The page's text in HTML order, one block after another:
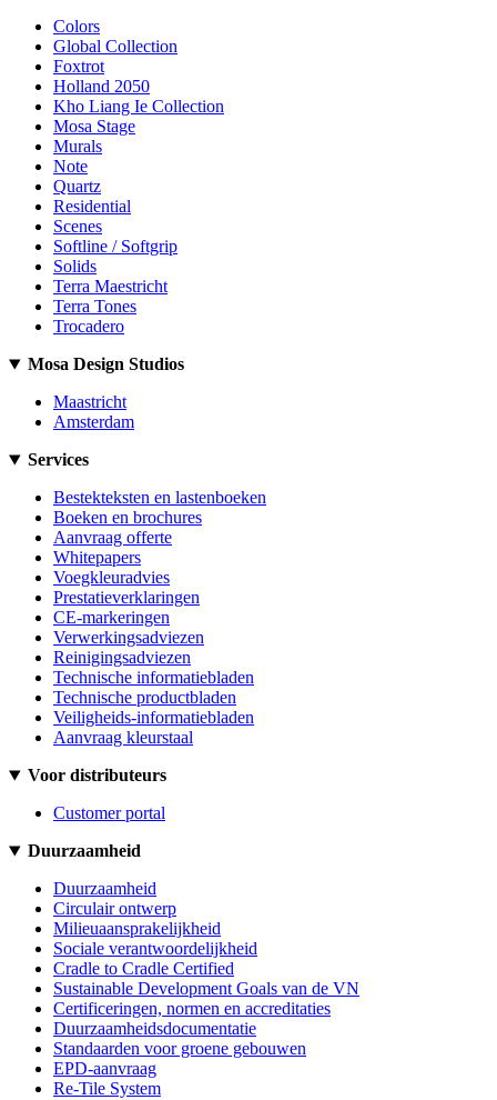
Colors
Global Collection
Foxtrot
Holland 2050
Kho Liang Ie Collection
Mosa Stage
Murals
Note
Quartz
Residential
Scenes
Softline / Softgrip
Solids
Terra Maestricht
Terra Tones
Trocadero
Mosa Design Studios
Maastricht
Amsterdam
Services
Bestekteksten en lastenboeken
Boeken en brochures
Aanvraag offerte
Whitepapers
Voegkleuradvies
Prestatieverklaringen
CE-markeringen
Verwerkingsadviezen
Reinigingsadviezen
Technische informatiebladen
Technische productbladen
Veiligheids-informatiebladen
Aanvraag kleurstaal
Voor distributeurs
Customer portal
Duurzaamheid
Duurzaamheid
Circulair ontwerp
Milieuaansprakelijkheid
Sociale verantwoordelijkheid
Cradle to Cradle Certified
Sustainable Development Goals van de VN
Certificeringen, normen en accreditaties
Duurzaamheidsdocumentatie
Standaarden voor groene gebouwen
EPD-aanvraag
Re-Tile System